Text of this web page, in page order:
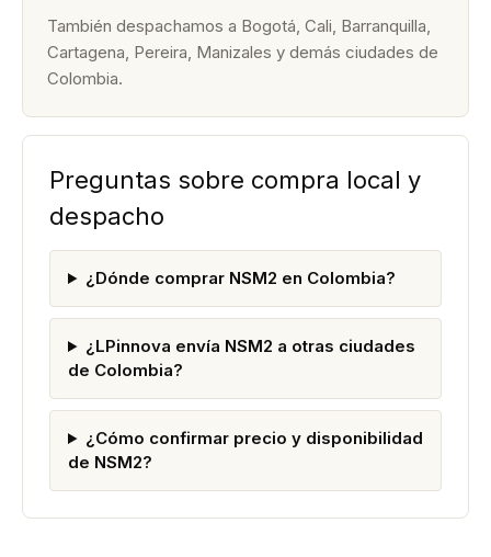
También despachamos a Bogotá, Cali, Barranquilla,
Cartagena, Pereira, Manizales y demás ciudades de
Colombia.
Preguntas sobre compra local y
despacho
¿Dónde comprar NSM2 en Colombia?
¿LPinnova envía NSM2 a otras ciudades
de Colombia?
¿Cómo confirmar precio y disponibilidad
de NSM2?